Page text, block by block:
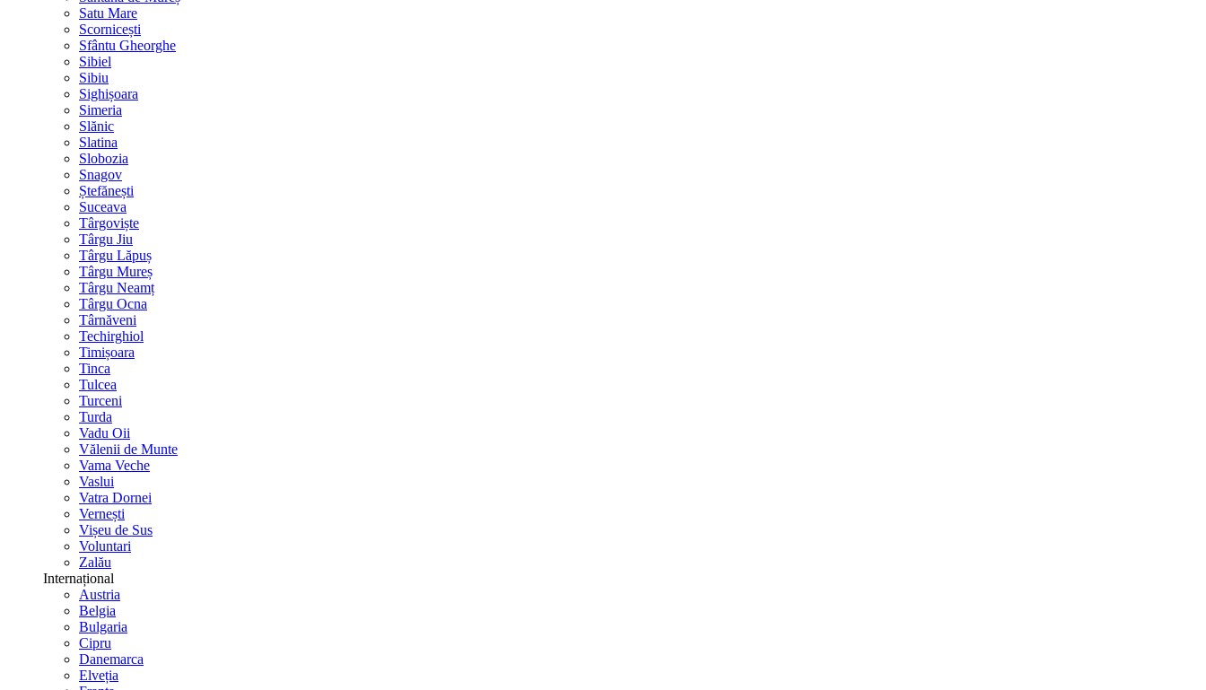
Satu Mare
Scornicești
Sfântu Gheorghe
Sibiel
Sibiu
Sighișoara
Simeria
Slănic
Slatina
Slobozia
Snagov
Ștefănești
Suceava
Târgoviște
Târgu Jiu
Târgu Lăpuș
Târgu Mureș
Târgu Neamț
Târgu Ocna
Târnăveni
Techirghiol
Timișoara
Tinca
Tulcea
Turceni
Turda
Vadu Oii
Vălenii de Munte
Vama Veche
Vaslui
Vatra Dornei
Vernești
Vișeu de Sus
Voluntari
Zalău
Internațional
Austria
Belgia
Bulgaria
Cipru
Danemarca
Elveția